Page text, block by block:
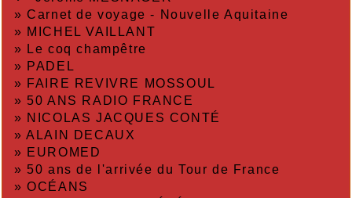
»Carnet de voyage - Nouvelle Aquitaine
» MICHEL VAILLANT
» Le coq champêtre
» PADEL
» FAIRE REVIVRE MOSSOUL
»50 ANS RADIO FRANCE
» NICOLAS JACQUES CONTÉ
»ALAIN DECAUX
» EUROMED
»50 ans de l'arrivée du Tour de France
»OCÉANS